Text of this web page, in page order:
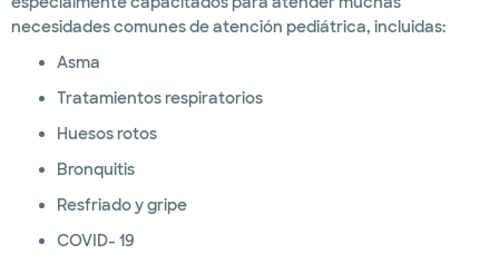
necesidades comunes de atención pediátrica, incluidas:
Asma
Tratamientos respiratorios
Huesos rotos
Bronquitis
Resfriado y gripe
COVID- 19